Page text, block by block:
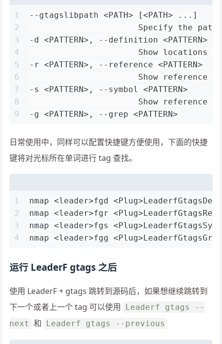
1
2
3
4
5
6
7
8
9
--gtagslibpath <PATH> [<PATH> ...]
Specify the
-d <PATTERN>, --definition <PATTERN>
Show locations
-r <PATTERN>, --reference <PATTERN>
Show reference
-s <PATTERN>, --symbol <PATTERN>
Show reference
-g <PATTERN>, --grep <PATTERN>
日常使用中，同样可以配置快捷键方便使用，下面的快捷
键将对光标所在单词进行 tag 查找。
1
2
3
4
nmap <leader>fgd
nmap <leader>fgr
nmap <leader>fgs
nmap <leader>fgg <Plug>LeaderfGtagsGrep
运行 LeaderF gtags 之后
使用 LeaderF + gtags 跳转到源码后，如果想继续跳转到
下一个或者上一个 tag 可以使用
Leaderf gtags --
next 和 Leaderf gtags --previous